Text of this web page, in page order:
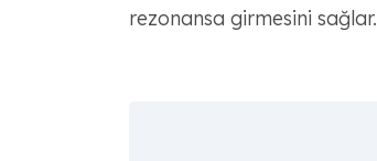
rezonansa girmesini sağlar.